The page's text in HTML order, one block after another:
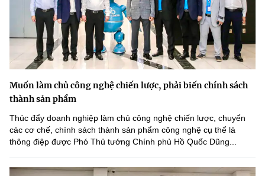
Muốn làm chủ công nghệ chiến lược, phải biến chính sách
thành sản phẩm
Thúc đẩy doanh nghiệp làm chủ công nghệ chiến lược, chuyển
các cơ chế, chính sách thành sản phẩm công nghệ cụ thể là
thông điệp được Phó Thủ tướng Chính phủ Hồ Quốc Dũng...